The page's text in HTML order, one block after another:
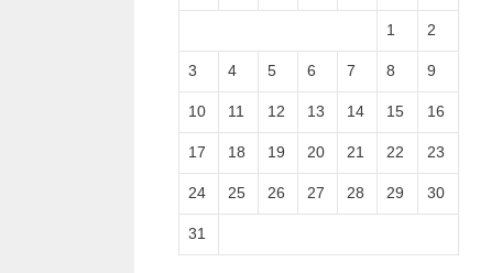
1 2
3 4 5 6 7 8 9
10 11 12 13 14 15 16
17 18 19 20 21 22 23
24 25 26 27 28 29 30
31